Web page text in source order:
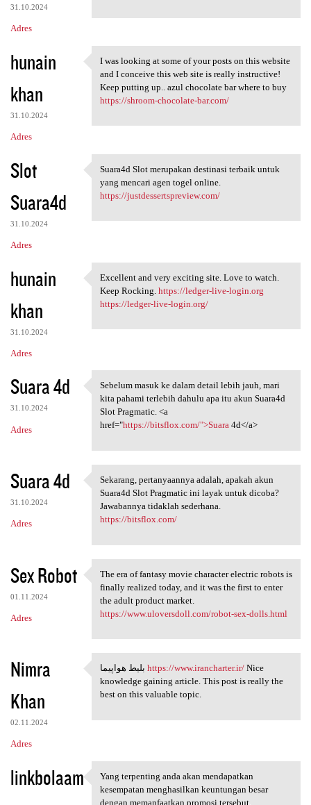
31.10.2024
Adres
hunain
khan
31.10.2024
Adres
I was looking at some of your
I was looking at some of your posts on this website
and I conceive this web site is really instructive!
Keep putting up.. azul chocolate bar where to buy
https://shroom-chocolate-bar.com/
Slot
Suara4d
31.10.2024
Adres
Suara4d Slot merupakan
Suara4d Slot merupakan destinasi terbaik untuk
yang mencari agen togel online.
https://justdessertspreview.com/
hunain
khan
31.10.2024
Adres
Excellent and very exciting
Excellent and very exciting site. Love to watch.
Keep Rocking. https://ledger-live-login.org
https://ledger-live-login.org/
Suara 4d
31.10.2024
Adres
Sebelum masuk ke dalam detail
Sebelum masuk ke dalam detail lebih jauh, mari
kita pahami terlebih dahulu apa itu akun Suara4d
Slot Pragmatic. <a
href="https://bitsflox.com/">Suara4d</a>
Suara 4d
31.10.2024
Adres
Sekarang, pertanyaannya
Sekarang, pertanyaannya adalah, apakah akun
Suara4d Slot Pragmatic ini layak untuk dicoba?
Jawabannya tidaklah sederhana.
https://bitsflox.com/
Sex Robot
01.11.2024
Adres
The era of fantasy movie
The era of fantasy movie character electric robots is
finally realized today, and it was the first to enter
the adult product market.
https://www.uloversdoll.com/robot-sex-dolls.html
Nimra
Khan
02.11.2024
Adres
بلیط هواپیما https://www
https://www.irancharter.ir/Nice
knowledge gaining article. This post is really the
best on this valuable topic.
linkbolaam Yang terpenting anda akan
Yang terpenting anda akan mendapatkan
kesempatan menghasilkan keuntungan besar
dengan memanfaatkan promosi tersebut.